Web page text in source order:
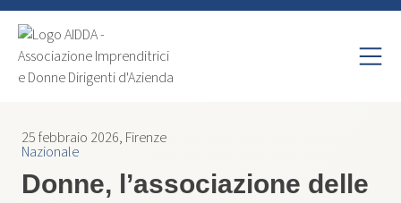
25 febbraio 2026, Firenze
Nazionale
Donne, l’associazione delle